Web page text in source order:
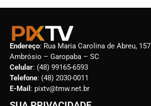
Endereço: Rua Maria Carolina de Abreu, 157
Ambrósio – Garopaba – SC
Celular: (48) 99165-6593
Telefone: (48) 2030-0011
E-Mail : pixtv@tmw.net.br